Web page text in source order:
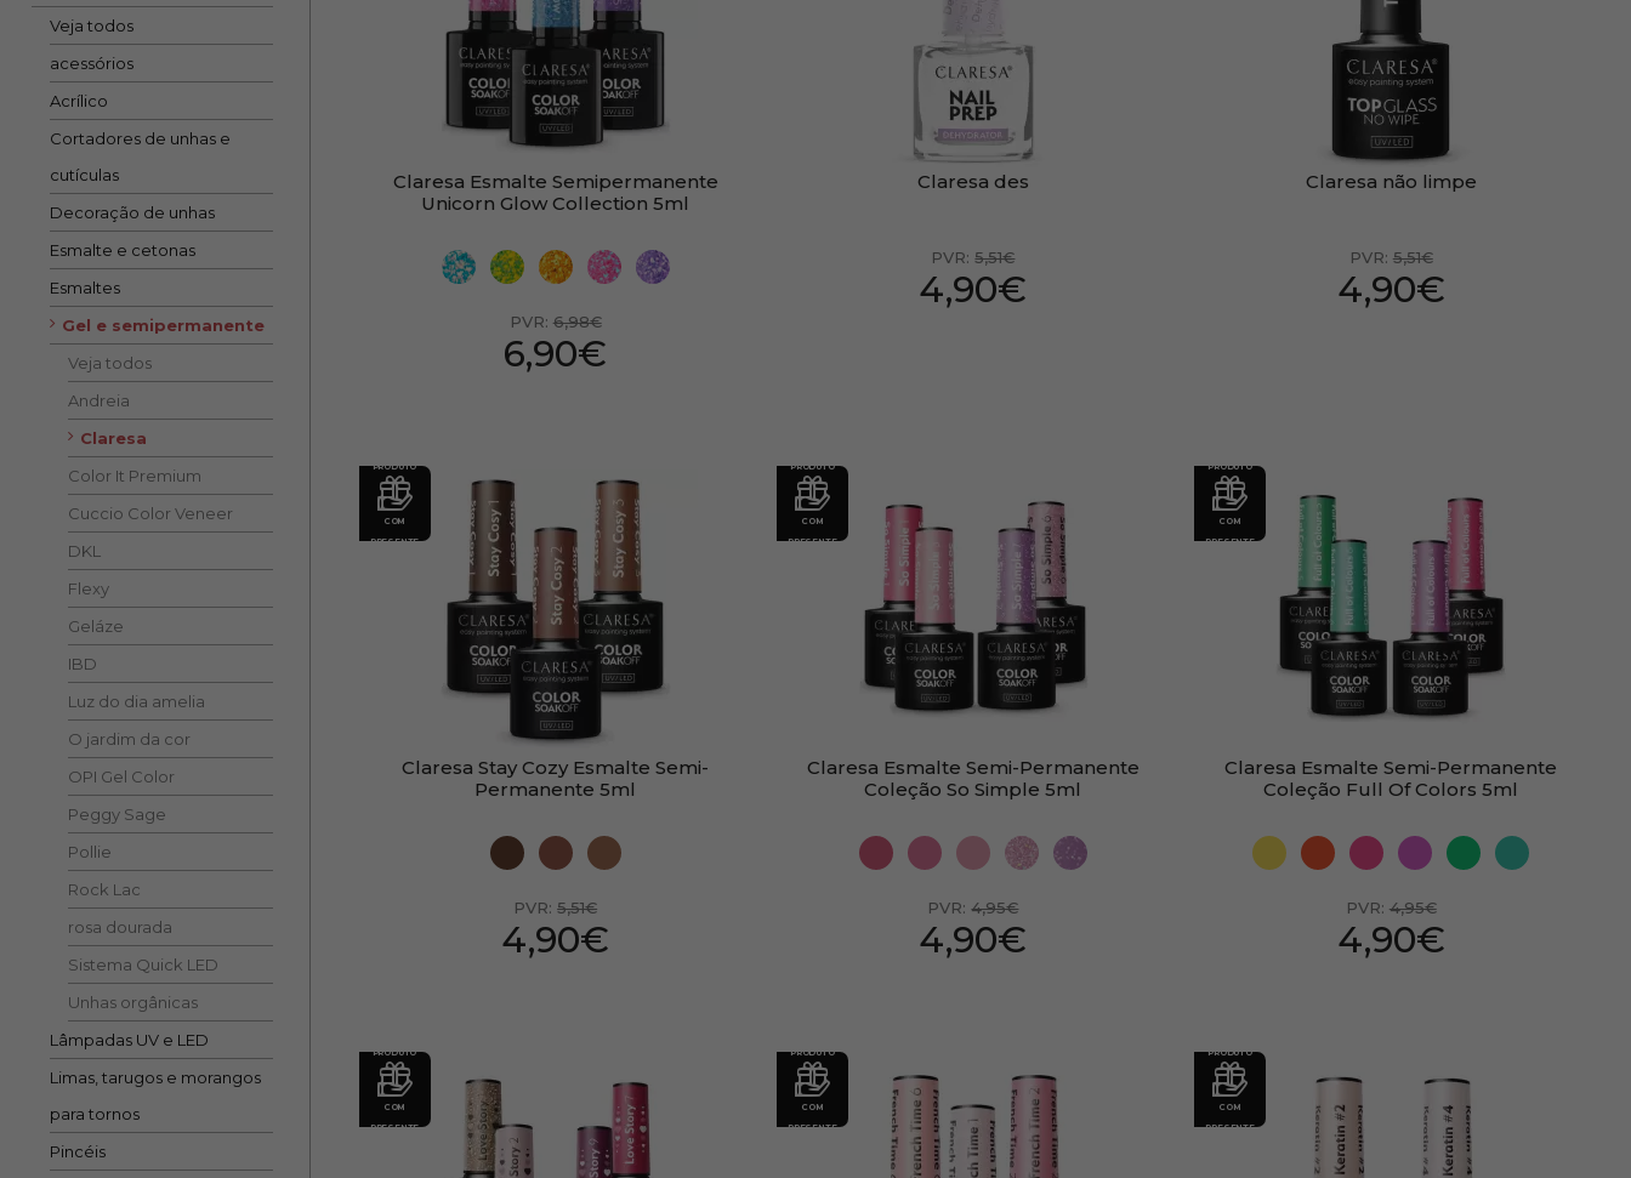
Veja todos
acessórios
Acrílico
Cortadores de unhas e
cutículas
Decoração de unhas
Esmalte e cetonas
Esmaltes
Gel e semipermanente
Veja todos
Andreia
Claresa
Color It Premium
Cuccio Color Veneer
DKL
Flexy
Geláze
IBD
Luz do dia amelia
O jardim da cor
OPI Gel Color
Peggy Sage
Pollie
Rock Lac
rosa dourada
Sistema Quick LED
Unhas orgânicas
Lâmpadas UV e LED
Limas, tarugos e morangos
para tornos
Pincéis
Claresa Esmalte Semipermanente
Unicorn Glow Collection 5ml
PVR: 6,98€
6,90€
Claresa des
PVR:5,51€
4,90€
Claresa não limpe
PVR: 5,51€
4,90€
PRODUTO
COM
PRESENTE
Claresa Stay Cozy Esmalte Semi-
Permanente 5ml
PVR:5,51€
4,90€
PRODUTO
COM
PRESENTE
Claresa Esmalte Semi-Permanente
Coleção So Simple 5ml
PVR:4,95€
4,90€
PRODUTO
COM
PRESENTE
Claresa Esmalte Semi-Permanente
Coleção Full Of Colors 5ml
PVR: 4,95€
4,90€
PRODUTO
COM
PRESENTE
PRODUTO
COM
PRESENTE
PRODUTO
COM
PRESENTE